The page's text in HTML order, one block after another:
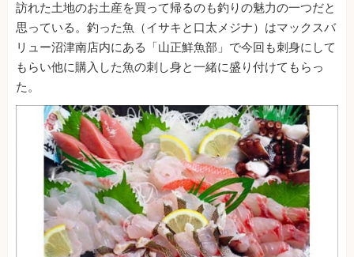
訪れた土地のお土産を買って帰るのも釣りの魅力の一つだと
思っている。釣った魚（イサキと口太メジナ）はマックスバ
リュー沼津南店内にある「山正鮮魚部」で今回も刺身にして
もらい他に購入した魚の刺し身と一緒に盛り付けてもらっ
た。